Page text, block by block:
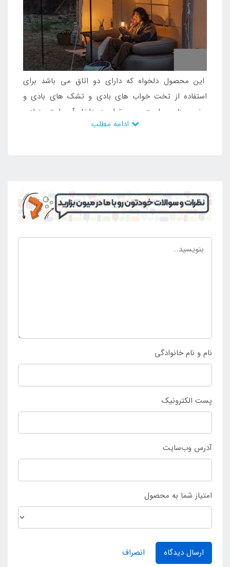
این محصول دلخواه که دارای دو اتاق می باشد برای
استفاده از تخت خواب های بادی و تشک های بادی و
سفری مناسب است و می توان در داخل آن راحتی زیادی
را تجربه کرد. با این وجود است که کمپ های چند روزه به
بهترین مواد اولیه تولید شده است که سازگاری زیادی دارد
و می توان از آن در تمامی چهار فصل سال استفاده و بهره
برداری نمود. این محصول ظرفیت چهار نفره دارد و می
تواند چهار فرد را در خود جای دهد تا در این صورت بتوان
بدون هر گونه محدودیت برای استفاده اعضای یک خانواده
بهفروشگاه اینتکس ایرانمراجعه نمایند.
نام و نام خانوادگی
پست الکترونیک
آدرس وب‌سایت
امتیاز شما به محصول
ارسال دیدگاه انصراف